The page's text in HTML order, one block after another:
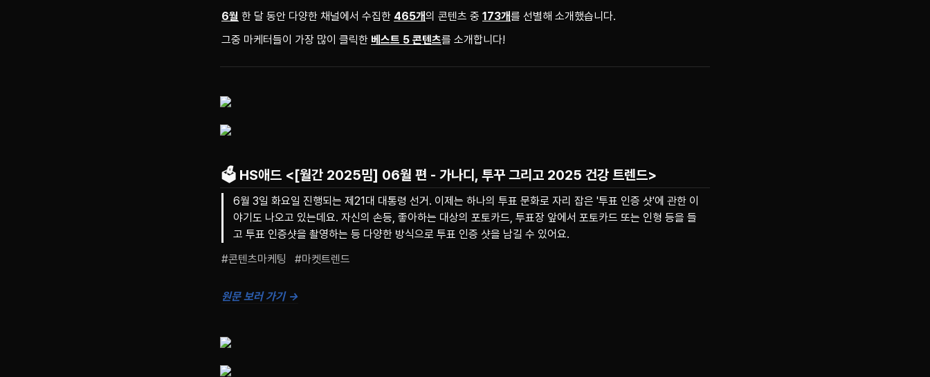
6월 한 달 동안 다양한 채널에서 수집한 465개의 콘텐츠 중 173개를 선별해 소개했습니다.
그중 마케터들이 가장 많이 클릭한 베스트 5 콘텐츠를 소개합니다!
🗳️ HS애드 <[월간 2025밈] 06월 편 - 가나디, 투꾸 그리고 2025 건강 트렌드>
6월 3일 화요일 진행되는 제21대 대통령 선거. 이제는 하나의 투표 문화로 자리 잡은 '투표 인증 샷'에 관한 이
야기도 나오고 있는데요. 자신의 손등, 좋아하는 대상의 포토카드, 투표장 앞에서 포토카드 또는 인형 등을 들
고 투표 인증샷을 촬영하는 등 다양한 방식으로 투표 인증 샷을 남길 수 있어요.
#콘텐츠마케팅   #마켓트렌드
원문 보러 가기 →